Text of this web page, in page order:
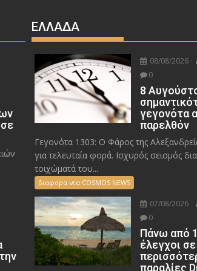
ΕΛΛΑΔΑ
08/08/2026
0
8
γεγονότα
παρελθόν
Γεγονότα 1303: Ο Φάρος της
για τελευταία φορά. Ισχυρός σεισμός
τοιχώματά του...
διαφορα νεα COSMOS NEWS
07/08/2026
0
Πάνω από
έλεγχοι σε
παραλίες